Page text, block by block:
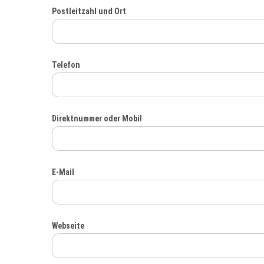
Postleitzahl und Ort
Telefon
Direktnummer oder Mobil
E-Mail
Webseite